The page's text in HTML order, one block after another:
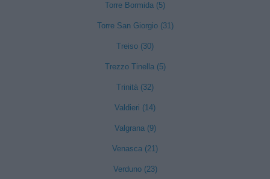
Torre Bormida (5)
Torre San Giorgio (31)
Treiso (30)
Trezzo Tinella (5)
Trinità (32)
Valdieri (14)
Valgrana (9)
Venasca (21)
Verduno (23)